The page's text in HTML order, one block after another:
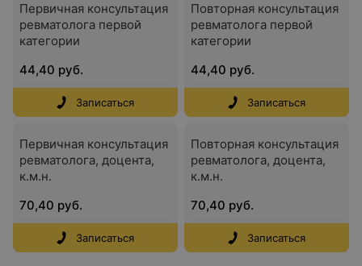
Первичная консультация
ревматолога первой
категории
44,40 руб.
Записаться
Повторная консультация
ревматолога первой
категории
44,40 руб.
Записаться
Первичная консультация
ревматолога, доцента,
к.м.н.
70,40 руб.
Записаться
Повторная консультация
ревматолога, доцента,
к.м.н.
70,40 руб.
Записаться